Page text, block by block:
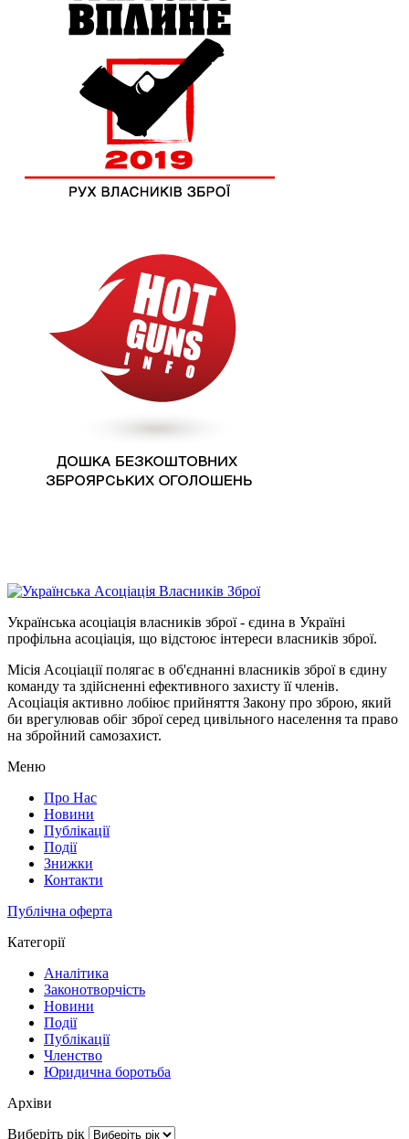
Українська асоціація власників зброї - єдина в Україні
профільна асоціація, що відстоює інтереси власників зброї.
Місія Асоціації полягає в об'єднанні власників зброї в єдину
команду та здійсненні ефективного захисту її членів.
Асоціація активно лобіює прийняття Закону про зброю, який
би врегулював обіг зброї серед цивільного населення та право
на збройний самозахист.
Меню
Про Нас
Новини
Публікації
Події
Знижки
Контакти
Публічна оферта
Категорії
Аналітика
Законотворчість
Новини
Події
Публікації
Членство
Юридична боротьба
Архіви
Виберіть рік